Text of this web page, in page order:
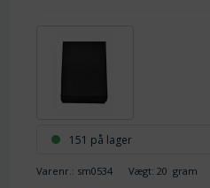
151 på lager
Varenr.: sm0534 Vægt:20 gram